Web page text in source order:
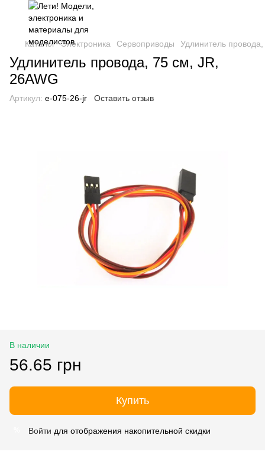
Каталог Электроника Сервоприводы Удлинитель
Удлинитель провода, 75 см, JR,
26AWG
Артикул: e-075-26-jr Оставить отзыв
В наличии
56.65 грн
Купить
Войти для отображения накопительной скидки